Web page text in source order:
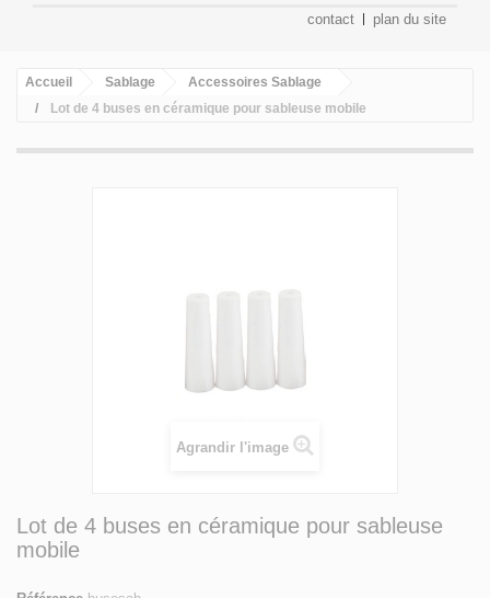
contact plan du site
Accueil Sablage
Accessoires Sablage
Lot de 4 buses en céramique pour sableuse mobile
Agrandir l'image
Lot de 4 buses en céramique pour sableuse
mobile